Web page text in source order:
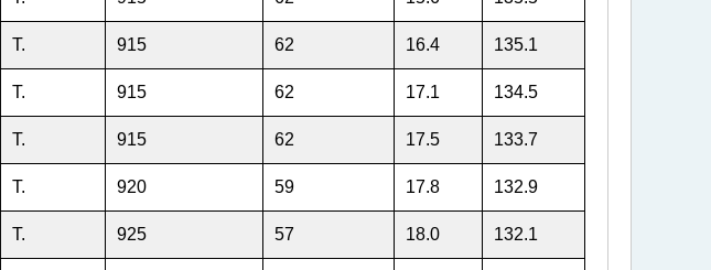
T. 915 62 16.4 135.1
T. 915 62 17.1 134.5
T. 915 62 17.5 133.7
T. 920 59 17.8 132.9
T. 925 57 18.0 132.1